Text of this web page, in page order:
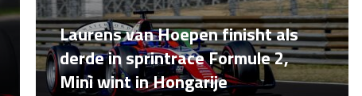
Laurens van Hoepen finisht als
derde in sprintrace Formule 2,
Minì wint in Hongarije